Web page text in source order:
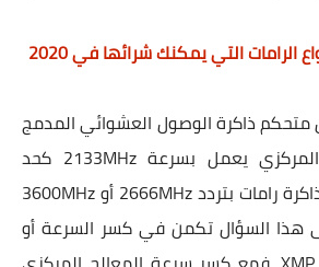
الرامات التي يمكنك شرائها في 2020
متحكم ذاكرة الوصول العشوائي المدمج
في قالب المعالج المركزي يعمل بسرعة 2133MHz كحد
أقصى، فلماذا توجد ذاكرة رامات بتردد 2666MHz أو 3600MHz
هذا السؤال تكمن في كسر السرعة أو